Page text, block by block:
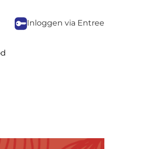
Inloggen via Entree